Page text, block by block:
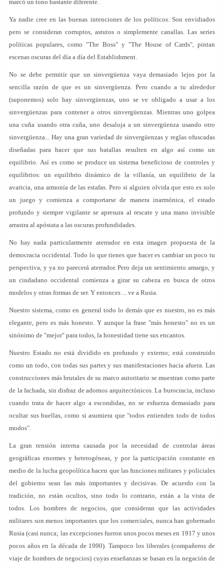
marcó un tono bastante diferente.
Ya nadie cree en las buenas intenciones de los políticos. Son envidiados
pero se consideran corruptos, astutos o simplemente canallas. Las series
políticas populares, como "The Boss" y "The House of Cards", pintan
escenas oscuras del día a día del Establishment.
No se debe permitir que un sinvergüenza vaya demasiado lejos por la
sencilla razón de que es un sinvergüenza. Pero cuando a tu alrededor
(suponemos) solo hay sinvergüenzas, uno se ve obligado a usar a los
sinvergüenzas para contener a otros sinvergüenzas. Mientras uno golpea
una cuña usando otra cuña, uno desaloja a un sinvergüenza usando otro
sinvergüenza... Hay una gran variedad de sinvergüenzas y reglas ofuscadas
diseñadas para hacer que sus batallas resulten en algo así como un
equilibrio. Así es como se produce un sistema beneficioso de controles y
equilibrios: un equilibrio dinámico de la villanía, un equilibrio de la
avaricia, una armonía de las estafas. Pero si alguien olvida que esto es solo
un juego y comienza a comportarse de manera inarmónica, el estado
profundo y siempre vigilante se apresura al rescate y una mano invisible
arrastra al apóstata a las oscuras profundidades.
No hay nada particularmente aterrador en esta imagen propuesta de la
democracia occidental. Todo lo que tienes que hacer es cambiar un poco tu
perspectiva, y ya no parecerá aterrador. Pero deja un sentimiento amargo, y
un ciudadano occidental comienza a girar su cabeza en busca de otros
modelos y otras formas de ser. Y entonces ... ve a Rusia.
Nuestro sistema, como en general todo lo demás que es nuestro, no es más
elegante, pero es más honesto. Y aunque la frase "más honesto" no es un
sinónimo de "mejor" para todos, la honestidad tiene sus encantos.
Nuestro Estado no está dividido en profundo y externo; está construido
como un todo, con todas sus partes y sus manifestaciones hacia afuera. Las
construcciones más brutales de su marco autoritario se muestran como parte
de la fachada, sin disfraz de adornos arquitectónicos. La burocracia, incluso
cuando trata de hacer algo a escondidas, no se esfuerza demasiado para
ocultar sus huellas, como si asumiera que "todos entienden todo de todos
modos".
La gran tensión interna causada por la necesidad de controlar áreas
geográficas enormes y heterogéneas, y por la participación constante en
medio de la lucha geopolítica hacen que las funciones militares y policiales
del gobierno sean las más importantes y decisivas. De acuerdo con la
tradición, no están ocultos, sino todo lo contrario, están a la vista de
todos. Los hombres de negocios, que consideran que las actividades
militares son menos importantes que los comerciales, nunca han gobernado
Rusia (casi nunca; las excepciones fueron unos pocos meses en 1917 y unos
pocos años en la década de 1990). Tampoco los liberales (compañeros de
viaje de hombres de negocios) cuyas enseñanzas se basan en la negación de